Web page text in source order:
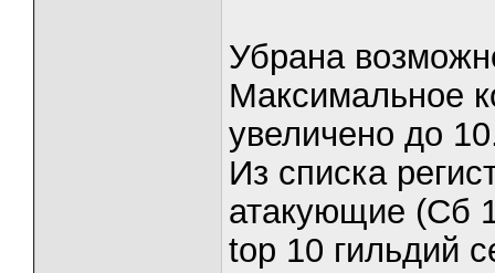
Убрана
Максимальное
увеличено до
Из списка
атакующие (Сб
top 10 гильдий